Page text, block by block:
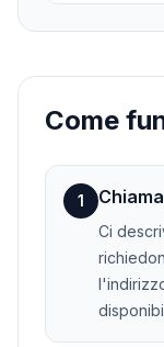
Come
1
Ci